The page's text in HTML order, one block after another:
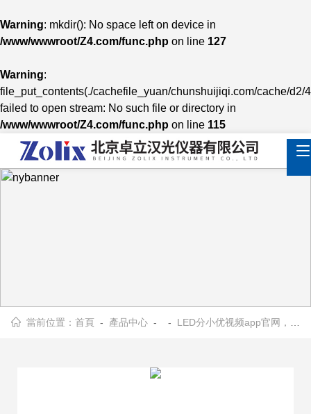
Warning: mkdir(): No space left on device in
/www/wwwroot/Z4.com/func.php on line 127
Warning:
file_put_contents(./cachefile_yuan/chunshuijiqi.com/cache/d2/
failed to open stream: No such file or directory in
/www/wwwroot/Z4.com/func.php on line 115
當前位置：首頁 - 產品中心 - - LED分小优视频app官网，LED測試儀